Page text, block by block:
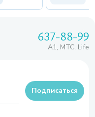
637-88-99
A1, МТС, Life
Подписаться